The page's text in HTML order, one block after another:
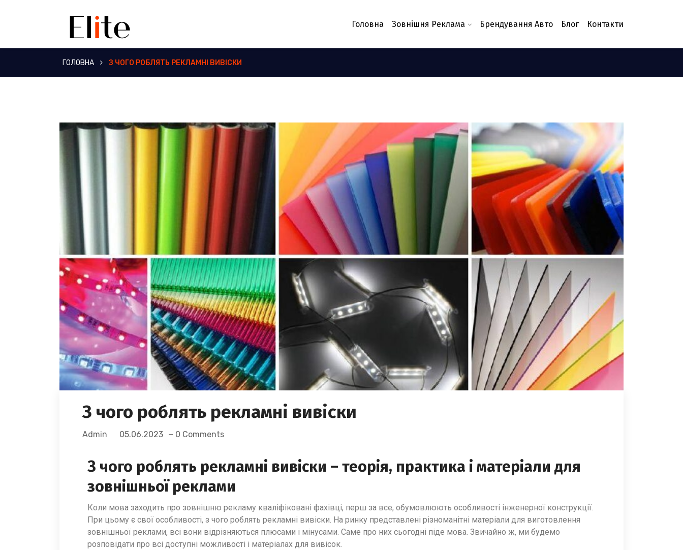
Головна Зовнішня Реклама Брендування Авто Блог Контакти
ГОЛОВНА З ЧОГО РОБЛЯТЬ РЕКЛАМНІ ВИВІСКИ
З чого роблять рекламні вивіски
Admin 05.06.2023 0 Comments
З чого роблять рекламні вивіски – теорія, практика і матеріали для
зовнішньої реклами
Коли мова заходить про зовнішню рекламу кваліфіковані фахівці, перш за все, обумовлюють особливості інженерної конструкції.
При цьому є свої особливості, з чого роблять рекламні вивіски. На ринку представлені різноманітні матеріали для виготовлення
зовнішньої реклами, всі вони відрізняються плюсами і мінусами. Саме про них сьогодні піде мова. Звичайно ж, ми будемо
розповідати про всі доступні можливості і матеріалах для вивісок.